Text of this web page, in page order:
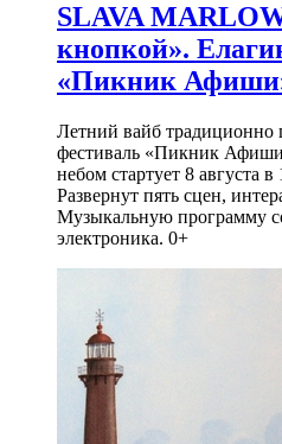
SLAVA
кнопкой».
«Пикник
Летний вайб традиционно
фестиваль «Пикник
небом стартует 8 августа
Развернут пять сцен,
Музыкальную программу
электроника. 0+